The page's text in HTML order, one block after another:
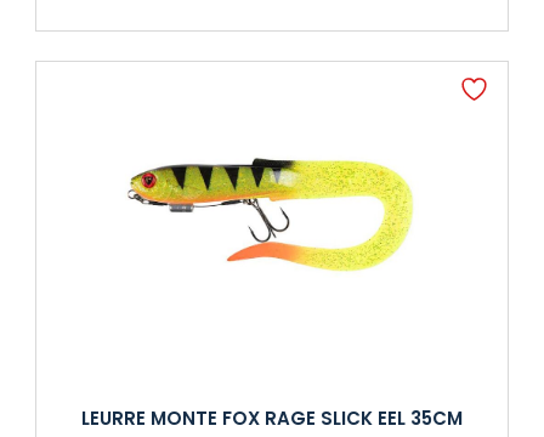
LEURRE MONTE FOX RAGE SLICK EEL 35CM